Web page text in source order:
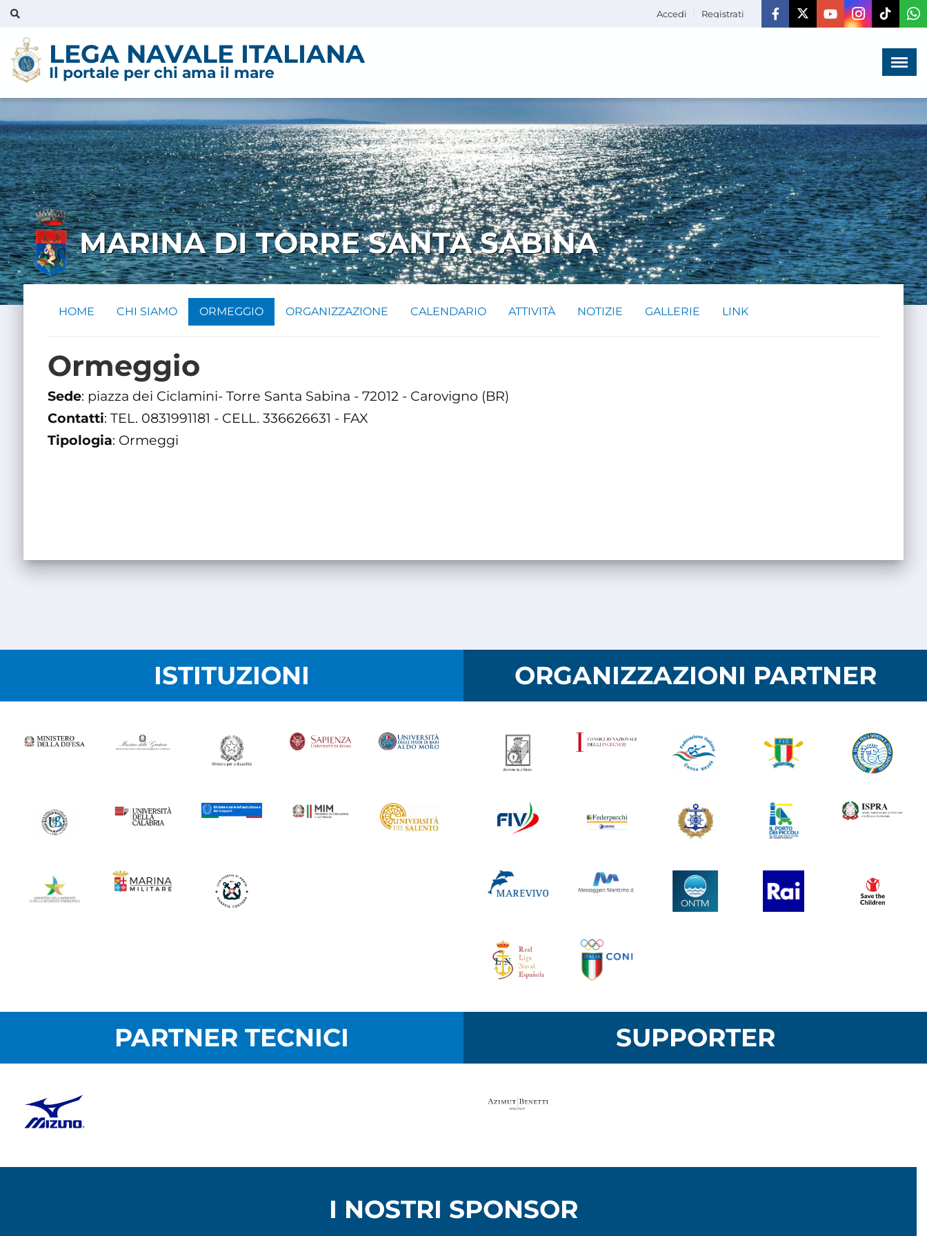
Accedi Registrati
LEGA NAVALE ITALIANA
Il portale per chi ama il mare
MARINA DI TORRE SANTA SABINA
HOME CHI SIAMO ORMEGGIO ORGANIZZAZIONE CALENDARIO ATTIVITÀ NOTIZIE GALLERIE LINK
Ormeggio
Sede: piazza dei Ciclamini- Torre Santa Sabina - 72012 - Carovigno (BR)
Contatti: TEL. 0831991181 - CELL. 336626631 - FAX
Tipologia: Ormeggi
ISTITUZIONI ORGANIZZAZIONI PARTNER
PARTNER TECNICI SUPPORTER
I NOSTRI SPONSOR
Menù ×
LA VITA
DELL'ASSOCIAZIONE
COMUNICAZIONE,
PROGETTI ED EDITORIA
AMMINISTRAZIONE
TRASPARENTE